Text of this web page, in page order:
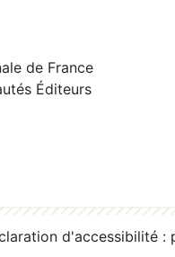
de France
Éditeurs
d'accessibilité :